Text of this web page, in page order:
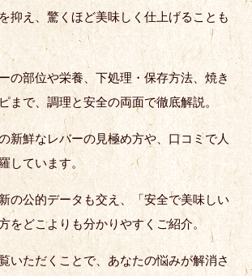
抑え、驚くほど美味しく仕上げることも
の部位や栄養、下処理・保存方法、焼き
まで、調理と安全の両面で徹底解説。
新鮮なレバーの見極め方や、口コミで人
しています。
の公的データも交え、「安全で美味しい
をどこよりも分かりやすくご紹介。
いただくことで、あなたの悩みが解消さ